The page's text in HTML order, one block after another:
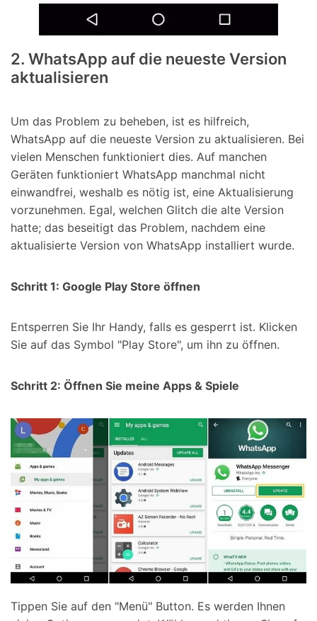
2. WhatsApp auf die neueste Version
aktualisieren
Um das Problem zu beheben, ist es hilfreich,
WhatsApp auf die neueste Version zu aktualisieren. Bei
vielen Menschen funktioniert dies. Auf manchen
Geräten funktioniert WhatsApp manchmal nicht
einwandfrei, weshalb es nötig ist, eine Aktualisierung
vorzunehmen. Egal, welchen Glitch die alte Version
hatte; das beseitigt das Problem, nachdem eine
aktualisierte Version von WhatsApp installiert wurde.
Schritt 1: Google Play Store öffnen
Entsperren Sie Ihr Handy, falls es gesperrt ist. Klicken
Sie auf das Symbol "Play Store", um ihn zu öffnen.
Schritt 2: Öffnen Sie meine Apps & Spiele
Tippen Sie auf den "Menü" Button. Es werden Ihnen